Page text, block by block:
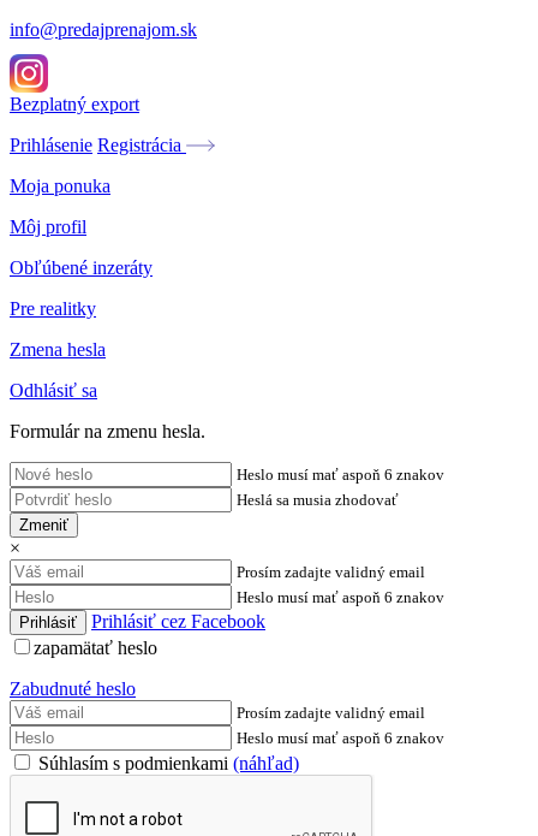
info@predajprenajom.sk
Bezplatný export
Prihlásenie Registrácia
Moja ponuka
Môj profil
Obľúbené inzeráty
Pre realitky
Zmena hesla
Odhlásiť sa
Formulár na zmenu hesla.
Heslo musí mať aspoň 6 znakov
Heslá sa musia zhodovať
Zmeniť
×
Prosím zadajte validný email
Heslo musí mať aspoň 6 znakov
Prihlásiť cez Facebook
zapamätať heslo
Zabudnuté heslo
Prosím zadajte validný email
Heslo musí mať aspoň 6 znakov
Súhlasím s podmienkami (náhľad)